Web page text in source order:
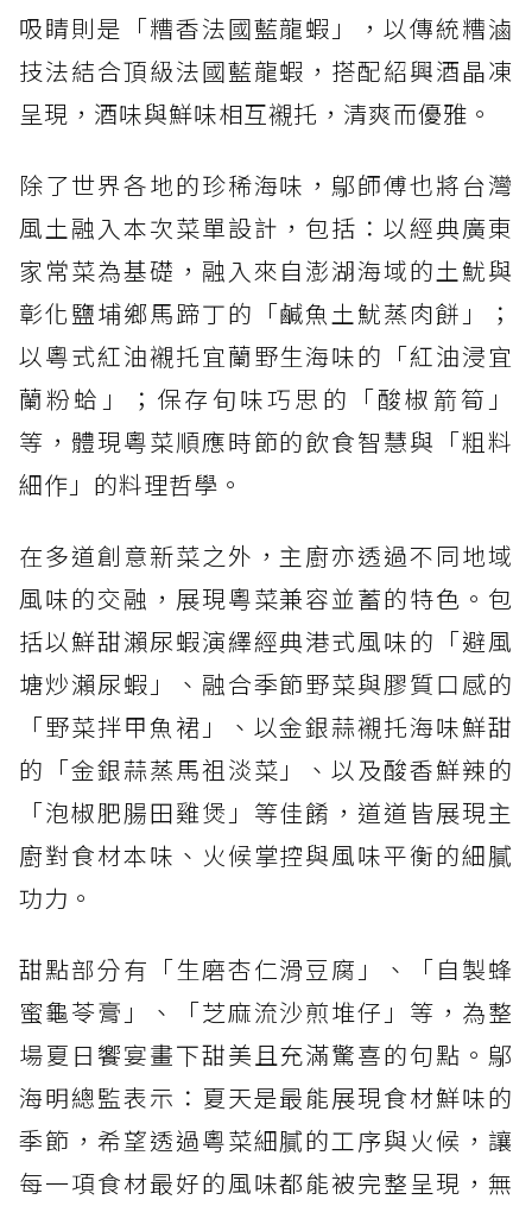
吸睛則是「糟香法國藍龍蝦」，以傳統糟滷
技法結合頂級法國藍龍蝦，搭配紹興酒晶凍
呈現，酒味與鮮味相互襯托，清爽而優雅。
除了世界各地的珍稀海味，鄔師傅也將台灣
風土融入本次菜單設計，包括：以經典廣東
家常菜為基礎，融入來自澎湖海域的土魷與
彰化鹽埔鄉馬蹄丁的「鹹魚土魷蒸肉餅」；
以粵式紅油襯托宜蘭野生海味的「紅油浸宜
蘭粉蛤」；保存旬味巧思的「酸椒箭筍」
等，體現粵菜順應時節的飲食智慧與「粗料
細作」的料理哲學。
在多道創意新菜之外，主廚亦透過不同地域
風味的交融，展現粵菜兼容並蓄的特色。包
括以鮮甜瀨尿蝦演繹經典港式風味的「避風
塘炒瀨尿蝦」、融合季節野菜與膠質口感的
「野菜拌甲魚裙」、以金銀蒜襯托海味鮮甜
的「金銀蒜蒸馬祖淡菜」、以及酸香鮮辣的
「泡椒肥腸田雞煲」等佳餚，道道皆展現主
廚對食材本味、火候掌控與風味平衡的細膩
功力。
甜點部分有「生磨杏仁滑豆腐」、「自製蜂
蜜龜苓膏」、「芝麻流沙煎堆仔」等，為整
場夏日饗宴畫下甜美且充滿驚喜的句點。鄔
海明總監表示：夏天是最能展現食材鮮味的
季節，希望透過粵菜細膩的工序與火候，讓
每一項食材最好的風味都能被完整呈現，無